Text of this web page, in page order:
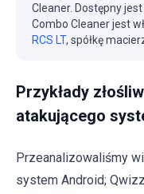
Cleaner. Dostępny
Combo Cleaner jest
RCS LT, spółkę
Przykłady
atakującego
Przeanalizowaliśmy
system Android;